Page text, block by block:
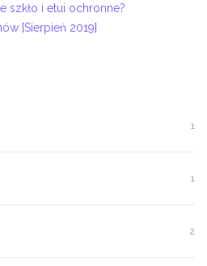
szkło i etui ochronne?
[Sierpień 2019]
1
1
2